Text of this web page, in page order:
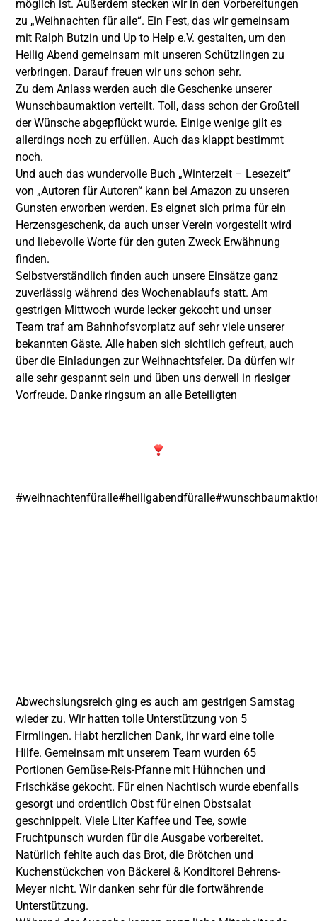
möglich ist. Außerdem stecken wir in den Vorbereitungen
zu „Weihnachten für alle“. Ein Fest, das wir gemeinsam
mit Ralph Butzin und Up to Help e.V. gestalten, um den
Heilig Abend gemeinsam mit unseren Schützlingen zu
verbringen. Darauf freuen wir uns schon sehr.
Zu dem Anlass werden auch die Geschenke unserer
Wunschbaumaktion verteilt. Toll, dass schon der Großteil
der Wünsche abgepflückt wurde. Einige wenige gilt es
allerdings noch zu erfüllen. Auch das klappt bestimmt
noch.
Und auch das wundervolle Buch „Winterzeit – Lesezeit“
von „Autoren für Autoren“ kann bei Amazon zu unseren
Gunsten erworben werden. Es eignet sich prima für ein
Herzensgeschenk, da auch unser Verein vorgestellt wird
und liebevolle Worte für den guten Zweck Erwähnung
finden.
Selbstverständlich finden auch unsere Einsätze ganz
zuverlässig während des Wochenablaufs statt. Am
gestrigen Mittwoch wurde lecker gekocht und unser
Team traf am Bahnhofsvorplatz auf sehr viele unserer
bekannten Gäste. Alle haben sich sichtlich gefreut, auch
über die Einladungen zur Weihnachtsfeier. Da dürfen wir
alle sehr gespannt sein und üben uns derweil in riesiger
Vorfreude. Danke ringsum an alle Beteiligten
#weihnachtenfüralle#heiligabendfüralle
Abwechslungsreich ging es auch am gestrigen Samstag
wieder zu. Wir hatten tolle Unterstützung von 5
Firmlingen. Habt herzlichen Dank, ihr ward eine tolle
Hilfe. Gemeinsam mit unserem Team wurden 65
Portionen Gemüse-Reis-Pfanne mit Hühnchen und
Frischkäse gekocht. Für einen Nachtisch wurde ebenfalls
gesorgt und ordentlich Obst für einen Obstsalat
geschnippelt. Viele Liter Kaffee und Tee, sowie
Fruchtpunsch wurden für die Ausgabe vorbereitet.
Natürlich fehlte auch das Brot, die Brötchen und
Kuchenstückchen von Bäckerei & Konditorei Behrens-
Meyernicht. Wir danken sehr für die fortwährende
Unterstützung.